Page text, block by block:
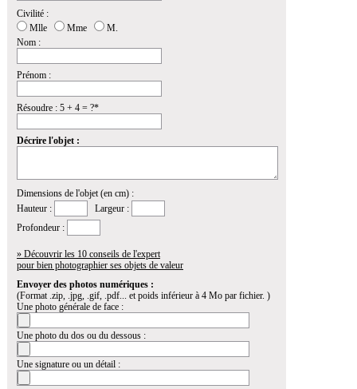
Civilité :
Mlle
Mme
M.
Nom :
Prénom :
Résoudre : 5 + 4 = ?*
Décrire l'objet :
Dimensions de l'objet (en cm) :
Hauteur :
Largeur :
Profondeur :
» Découvrir les 10 conseils de l'expert
pour bien photographier ses objets de valeur
Envoyer des photos numériques :
(Format .zip, .jpg, .gif, .pdf... et poids inférieur à 4 Mo par fichier. )
Une photo générale de face :
Une photo du dos ou du dessous :
Une signature ou un détail :